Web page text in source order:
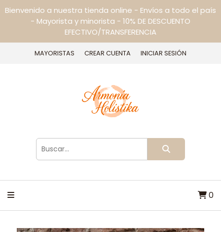
Bienvenido a nuestra tienda online - Envíos a todo el país
- Mayorista y minorista - 10% DE DESCUENTO
EFECTIVO/TRANSFERENCIA
MAYORISTAS CREAR CUENTA INICIAR SESIÓN
0